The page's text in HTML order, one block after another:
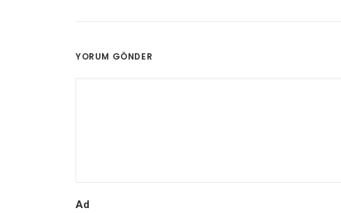
YORUM GÖNDER
Ad